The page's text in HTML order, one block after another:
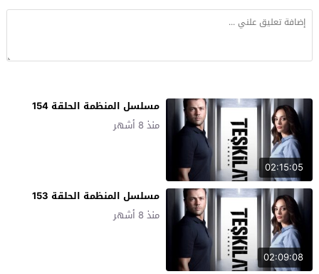
02:15:05
مسلسل المنظمة الحلقة 154
منذ 8 أشهر
02:09:08
مسلسل المنظمة الحلقة 153
منذ 8 أشهر